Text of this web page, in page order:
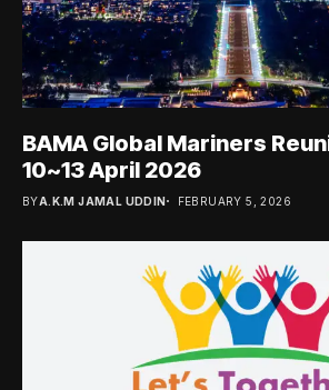
BAMA Global Mariners
10~13 April 2026
BYA.K.M JAMAL UDDIN FEBRUARY 5, 2026